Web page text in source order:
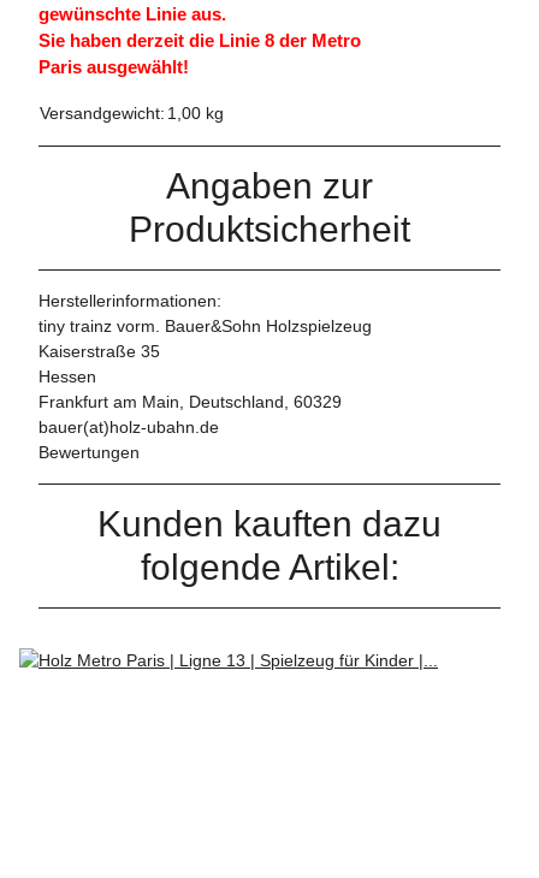
gewünschte Linie aus.
Sie haben derzeit die Linie 8 der Metro
Paris ausgewählt!
Versandgewicht: 1,00 kg
Angaben zur
Produktsicherheit
Herstellerinformationen:
tiny trainz vorm. Bauer&Sohn Holzspielzeug
Kaiserstraße 35
Hessen
Frankfurt am Main, Deutschland, 60329
bauer(at)holz-ubahn.de
Bewertungen
Kunden kauften dazu
folgende Artikel: